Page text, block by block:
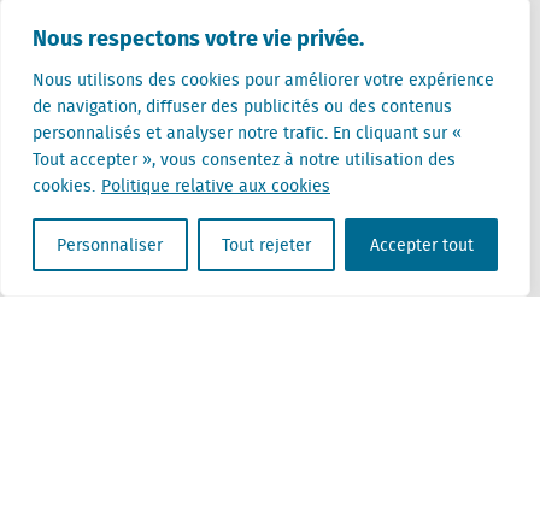
Nous respectons votre vie privée.
Nous utilisons des cookies pour améliorer votre expérience
de navigation, diffuser des publicités ou des contenus
personnalisés et analyser notre trafic. En cliquant sur «
Tout accepter », vous consentez à notre utilisation des
cookies. Politique relative aux cookies
Personnaliser Tout rejeter Accepter tout
Creative Valley
Stationsplein 32
3511 ED Utrecht
Belgique
Rue Cantersteen 47